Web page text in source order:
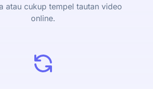
atau cukup tempel tautan video
online.